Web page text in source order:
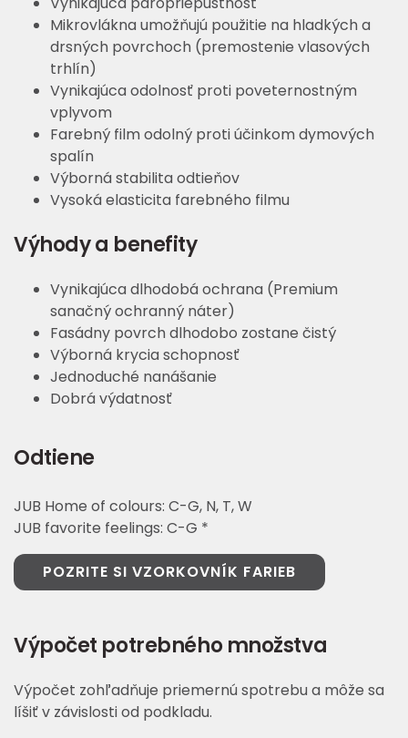
Mikrovlákna umožňujú použitie na hladkých a
drsných povrchoch (premostenie vlasových
trhlín)
Vynikajúca odolnosť proti poveternostným
vplyvom
Farebný film odolný proti účinkom dymových
spalín
Výborná stabilita odtieňov
Vysoká elasticita farebného filmu
Výhody a benefity
Vynikajúca dlhodobá ochrana (Premium
sanačný ochranný náter)
Fasádny povrch dlhodobo zostane čistý
Výborná krycia schopnosť
Jednoduché nanášanie
Dobrá výdatnosť
Odtiene
JUB Home of colours: C-G, N, T, W
JUB favorite feelings: C-G *
POZRITE SI VZORKOVNÍK FARIEB
Výpočet potrebného množstva
Výpočet zohľadňuje priemernú spotrebu a môže sa
líšiť v závislosti od podkladu.